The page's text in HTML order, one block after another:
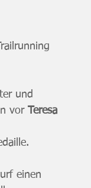
und
vor Teresa
einen